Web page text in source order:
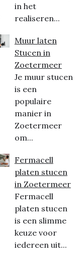
in het
realiseren...
Muur laten
Stucen in
Zoetermeer
Je muur stucen
is een
populaire
manier in
Zoetermeer
om...
Fermacell
platen stucen
in Zoetermeer
Fermacell
platen stucen
is een slimme
keuze voor
iedereen uit...